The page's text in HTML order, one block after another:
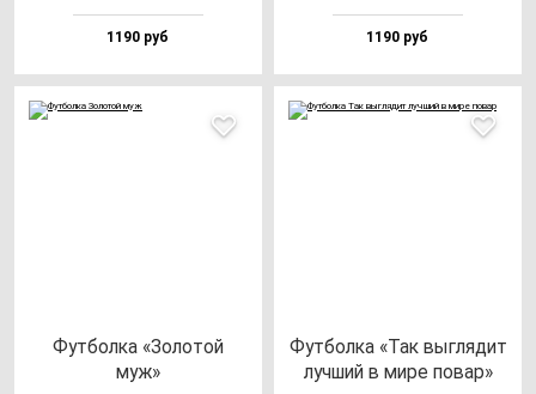
1190 руб 1190 руб
Фут­бол­ка «Золо­той
муж»
Фут­бол­ка «Так выг­ля­дит
луч­ший в ми­ре по­вар»